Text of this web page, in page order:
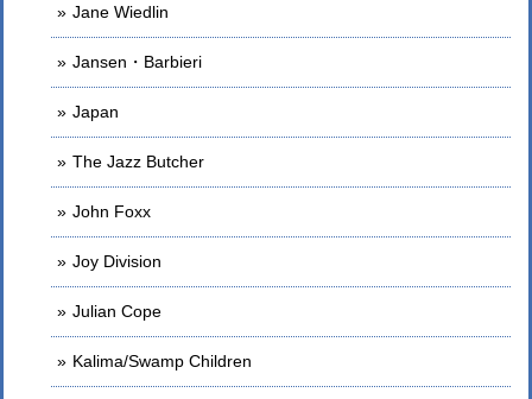
Jane Wiedlin
Jansen・Barbieri
Japan
The Jazz Butcher
John Foxx
Joy Division
Julian Cope
Kalima/Swamp Children